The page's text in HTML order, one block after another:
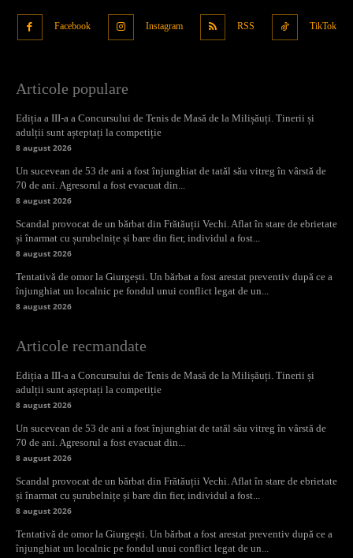
Facebook Instagram RSS TikTok
Articole populare
Ediția a III-a a Concursului de Tenis de Masă de la Milișăuți. Tinerii și
adulții sunt așteptați la competiție
8 august 2026
Un sucevean de 53 de ani a fost înjunghiat de tatăl său vitreg în vârstă de
70 de ani. Agresorul a fost evacuat din...
8 august 2026
Scandal provocat de un bărbat din Frătăuții Vechi. Aflat în stare de ebrietate
și înarmat cu șurubelnițe și bare din fier, individul a fost...
8 august 2026
Tentativă de omor la Giurgești. Un bărbat a fost arestat preventiv după ce a
înjunghiat un localnic pe fondul unui conflict legat de un...
8 august 2026
Articole recmandate
Ediția a III-a a Concursului de Tenis de Masă de la Milișăuți. Tinerii și
adulții sunt așteptați la competiție
8 august 2026
Un sucevean de 53 de ani a fost înjunghiat de tatăl său vitreg în vârstă de
70 de ani. Agresorul a fost evacuat din...
8 august 2026
Scandal provocat de un bărbat din Frătăuții Vechi. Aflat în stare de ebrietate
și înarmat cu șurubelnițe și bare din fier, individul a fost...
8 august 2026
Tentativă de omor la Giurgești. Un bărbat a fost arestat preventiv după ce a
înjunghiat un localnic pe fondul unui conflict legat de un...